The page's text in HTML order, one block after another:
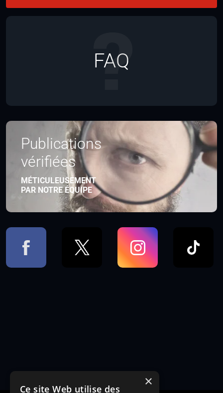
FAQ
Publications
vérifiées
MÉTICULEUSEMENT
PAR NOTRE ÉQUIPE
×
Ce site Web utilise des